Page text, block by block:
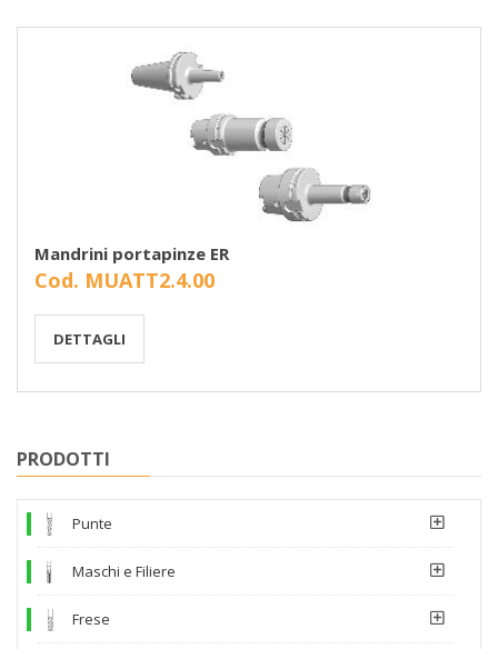
Mandrini portapinze ER
Cod. MUATT2.4.00
DETTAGLI
PRODOTTI
Punte
Maschi e Filiere
Frese